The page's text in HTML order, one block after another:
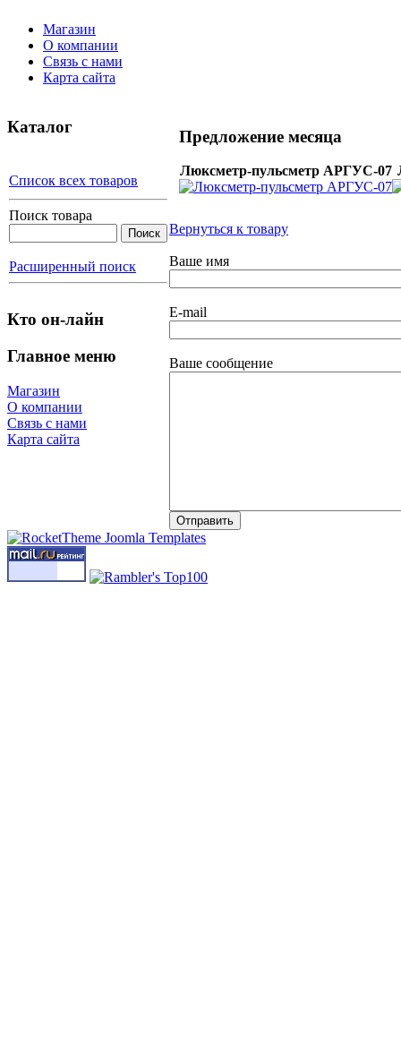
Магазин
О компании
Связь с нами
Карта сайта
Каталог
Список всех товаров
Поиск товара
Расширенный поиск
Кто он-лайн
Главное меню
Магазин
О компании
Связь с нами
Карта сайта
Предложение месяца
Люксметр-пульсметр АРГУС-07
Вернуться к товару
Ваше имя
E-mail
Ваше сообщение